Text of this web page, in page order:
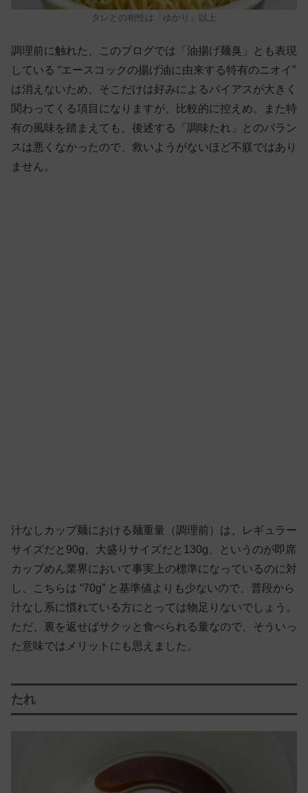
タレとの相性は「ゆかり」以上
調理前に触れた、このブログでは「油揚げ麺臭」とも表現
している “エースコックの揚げ油に由来する特有のニオイ”
は消えないため、そこだけは好みによるバイアスが大きく
関わってくる項目になりますが、比較的に控えめ。また特
有の風味を踏まえても、後述する「調味たれ」とのバラン
スは悪くなかったので、救いようがないほど不躾ではあり
ません。
汁なしカップ麺における麺重量（調理前）は、レギュラー
サイズだと90g、大盛りサイズだと130g、というのが即席
カップめん業界において事実上の標準になっているのに対
し、こちらは “70g” と基準値よりも少ないので、普段から
汁なし系に慣れている方にとっては物足りないでしょう。
ただ、裏を返せばサクッと食べられる量なので、そういっ
た意味ではメリットにも思えました。
たれ